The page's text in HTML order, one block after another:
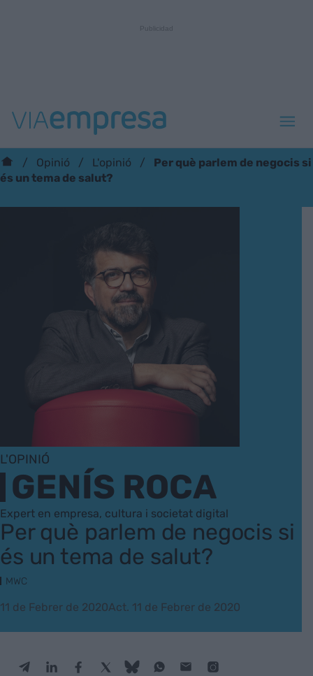
Opinió L'opinió
Per què parlem de negocis si
és un tema de salut?
L'OPINIÓ
GENÍS ROCA
Expert en empresa, cultura i societat digital
Per què parlem de negocis si
és un tema de salut?
MWC
11 de Febrer de 2020Act. 11 de Febrer de 2020